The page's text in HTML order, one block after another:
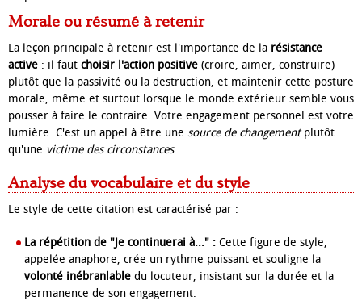
Morale ou résumé à retenir
La leçon principale à retenir est l'importance de la résistance
active : il faut choisir l'action positive (croire, aimer, construire)
plutôt que la passivité ou la destruction, et maintenir cette posture
morale, même et surtout lorsque le monde extérieur semble vous
pousser à faire le contraire. Votre engagement personnel est votre
lumière. C'est un appel à être une source de changementplutôt
qu'une victime des circonstances.
Analyse du vocabulaire et du style
Le style de cette citation est caractérisé par :
La répétition de "Je continuerai à..." : Cette figure de style,
appelée anaphore, crée un rythme puissant et souligne la
volonté inébranlable du locuteur, insistant sur la durée et la
permanence de son engagement.